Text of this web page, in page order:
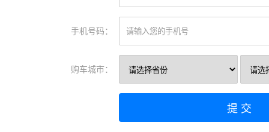
手机号码：
购车城市：
提 交